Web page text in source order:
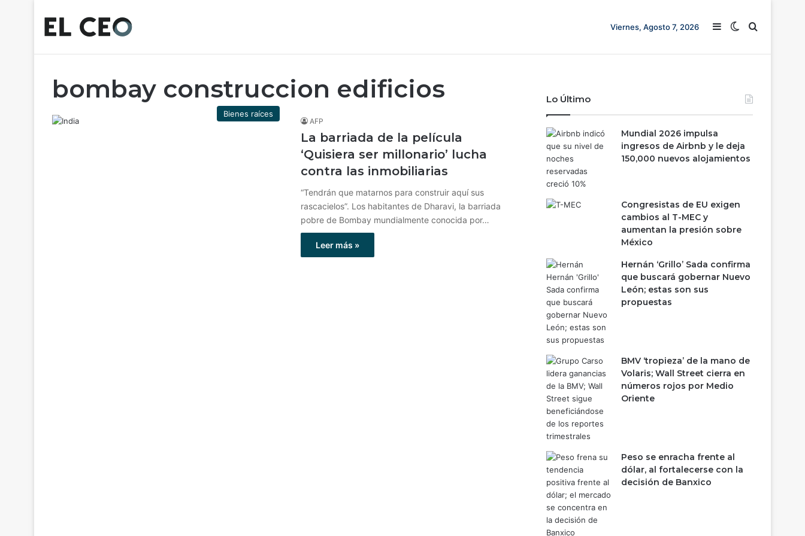
Viernes, Agosto 7, 2026 Barra lateral
Switch skin
Buscar
bombay construccion edificios
Bienes raíces
AFP
La barriada de la película
‘Quisiera ser millonario’ lucha
contra las inmobiliarias
“Tendrán que matarnos para construir aquí sus
rascacielos”. Los habitantes de Dharavi, la barriada
pobre de Bombay mundialmente conocida por…
Leer más »
Lo Último
Mundial 2026 impulsa
ingresos de Airbnb y le deja
150,000 nuevos alojamientos
Congresistas de EU exigen
cambios al T-MEC y
aumentan la presión sobre
México
Hernán ‘Grillo’ Sada confirma
que buscará gobernar Nuevo
León; estas son sus
propuestas
BMV ‘tropieza’ de la mano de
Volaris; Wall Street cierra en
números rojos por Medio
Oriente
Peso se enracha frente al
dólar, al fortalecerse con la
decisión de Banxico